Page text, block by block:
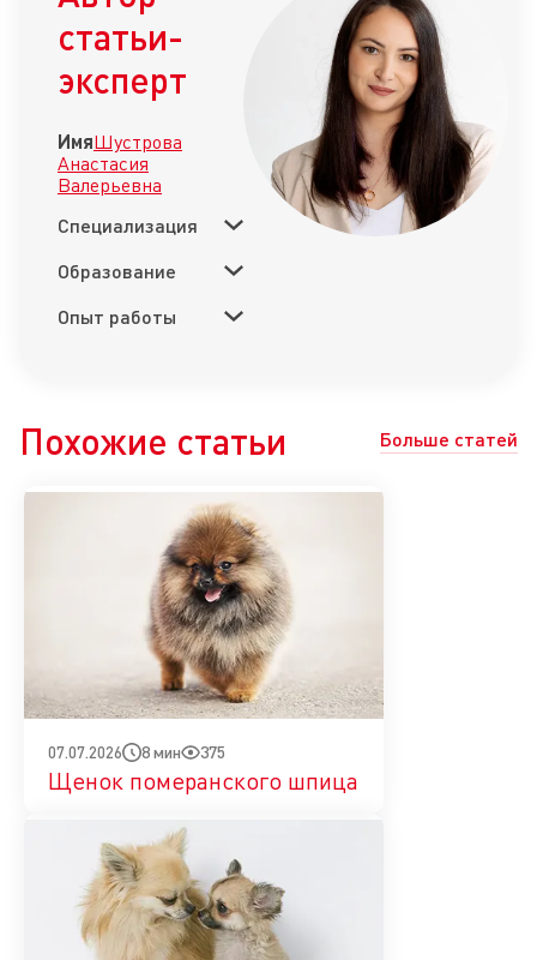
статьи-
эксперт
ИмяШустрова
Анастасия
Валерьевна
Специализация
Образование
Опыт работы
Похожие статьи Больше статей
07.07.2026 8 мин 375
Щенок померанского шпица